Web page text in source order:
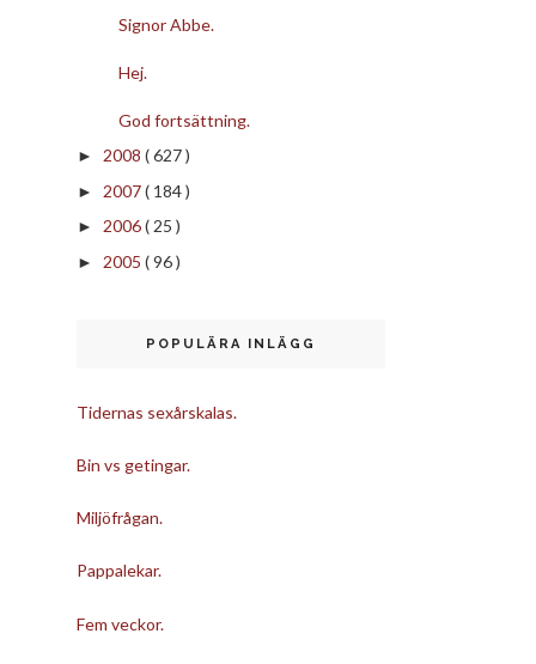
Signor Abbe.
Hej.
God fortsättning.
► 2008 ( 627 )
► 2007( 184 )
► 2006( 25 )
► 2005 ( 96 )
POPULÄRA INLÄGG
Tidernas sexårskalas.
Bin vs getingar.
Miljöfrågan.
Pappalekar.
Fem veckor.